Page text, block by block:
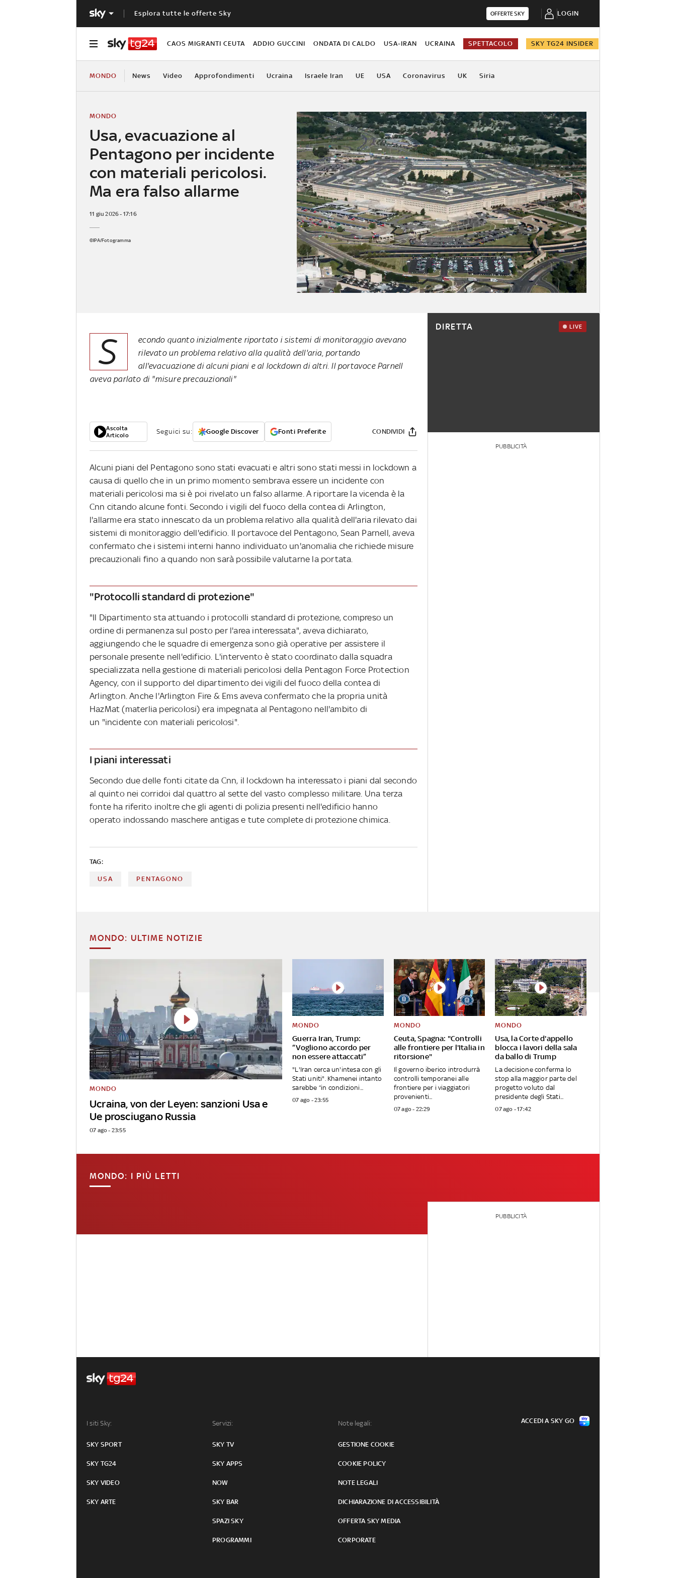
Esplora tutte le offerte Sky OFFERTE SKY LOGIN
CAOS MIGRANTI CEUTA ADDIO GUCCINI ONDATA DI CALDO USA-IRAN UCRAINA SPETTACOLO SKY TG24 INSIDER
MONDO News Video Approfondimenti Ucraina Israele Iran UE USA Coronavirus UK Siria
Usa, evacuazione al
Pentagono per incidente
con materiali pericolosi.
Ma era falso allarme
MONDO
11 giu 2026 - 17:16
©IPA/Fotogramma
S
econdo quanto inizialmente riportato i sistemi di monitoraggio avevano
rilevato un problema relativo alla qualità dell'aria, portando
all'evacuazione di alcuni piani e al lockdown di altri. Il portavoce Parnell
aveva parlato di "misure precauzionali"
Ascolta
Articolo
Seguici su: Google Discover Fonti Preferite CONDIVIDI
Alcuni piani del Pentagono sono stati evacuati e altri sono stati messi in lockdown a
causa di quello che in un primo momento sembrava essere un incidente con
materiali pericolosi ma si è poi rivelato un falso allarme. A riportare la vicenda è la
Cnn citando alcune fonti. Secondo i vigili del fuoco della contea di Arlington,
l'allarme era stato innescato da un problema relativo alla qualità dell'aria rilevato dai
sistemi di monitoraggio dell'edificio. Il portavoce del Pentagono, Sean Parnell, aveva
confermato che i sistemi interni hanno individuato un'anomalia che richiede misure
precauzionali fino a quando non sarà possibile valutarne la portata.
"Protocolli standard di protezione"
"Il Dipartimento sta attuando i protocolli standard di protezione, compreso un
ordine di permanenza sul posto per l'area interessata", aveva dichiarato,
aggiungendo che le squadre di emergenza sono già operative per assistere il
personale presente nell'edificio. L'intervento è stato coordinato dalla squadra
specializzata nella gestione di materiali pericolosi della Pentagon Force Protection
Agency, con il supporto del dipartimento dei vigili del fuoco della contea di
Arlington. Anche l'Arlington Fire & Ems aveva confermato che la propria unità
HazMat (materlia pericolosi) era impegnata al Pentagono nell'ambito di
un "incidente con materiali pericolosi".
I piani interessati
Secondo due delle fonti citate da Cnn, il lockdown ha interessato i piani dal secondo
al quinto nei corridoi dal quattro al sette del vasto complesso militare. Una terza
fonte ha riferito inoltre che gli agenti di polizia presenti nell'edificio hanno
operato indossando maschere antigas e tute complete di protezione chimica.
TAG:
USA PENTAGONO
DIRETTA LIVE
PUBBLICITÀ
MONDO: ULTIME NOTIZIE
Ucraina, von der Leyen: sanzioni Usa e
Ue prosciugano Russia
MONDO
07 ago - 23:55
Guerra Iran, Trump:
“Vogliono accordo per
non essere attaccati”
MONDO
"L'Iran cerca un'intesa con gli
Stati uniti". Khamenei intanto
sarebbe “in condizioni...
07 ago - 23:55
Ceuta, Spagna: "Controlli
alle frontiere per l'Italia in
ritorsione"
MONDO
Il governo iberico introdurrà
controlli temporanei alle
frontiere per i viaggiatori
provenienti...
07 ago - 22:29
Usa, la Corte d'appello
blocca i lavori della sala
da ballo di Trump
MONDO
La decisione conferma lo
stop alla maggior parte del
progetto voluto dal
presidente degli Stati...
07 ago - 17:42
MONDO: I PIÙ LETTI
PUBBLICITÀ
I siti Sky:
SKY SPORT
SKY TG24
SKY VIDEO
SKY ARTE
Servizi:
SKY TV
SKY APPS
NOW
SKY BAR
SPAZI SKY
PROGRAMMI
Note legali:
GESTIONE COOKIE
COOKIE POLICY
NOTE LEGALI
DICHIARAZIONE DI ACCESSIBILITÀ
OFFERTA SKY MEDIA
CORPORATE
ACCEDI A SKY GO